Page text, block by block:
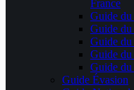
France
Guide du
Guide du
Guide
Guide
Guide du
Guide Évasion